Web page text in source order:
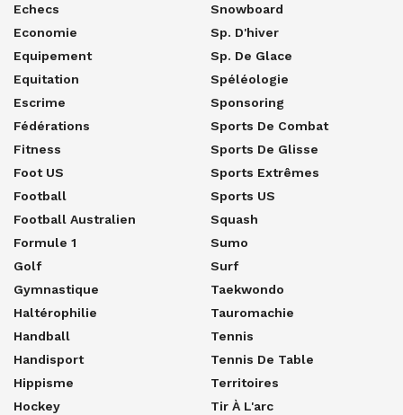
Echecs
Economie
Equipement
Equitation
Escrime
Fédérations
Fitness
Foot US
Football
Football Australien
Formule 1
Golf
Gymnastique
Haltérophilie
Handball
Handisport
Hippisme
Hockey
Snowboard
Sp. D'hiver
Sp. De Glace
Spéléologie
Sponsoring
Sports De Combat
Sports De Glisse
Sports Extrêmes
Sports US
Squash
Sumo
Surf
Taekwondo
Tauromachie
Tennis
Tennis De Table
Territoires
Tir À L'arc